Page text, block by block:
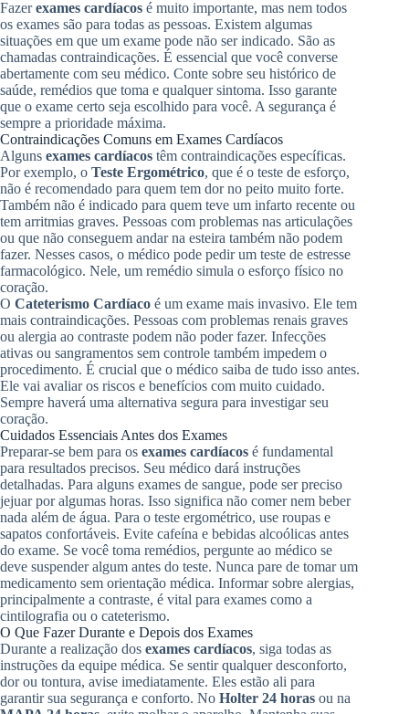
Fazerexames cardíacos é muito importante, mas nem todos
os exames são para todas as pessoas. Existem algumas
situações em que um exame pode não ser indicado. São as
chamadas contraindicações. É essencial que você converse
abertamente com seu médico. Conte sobre seu histórico de
saúde, remédios que toma e qualquer sintoma. Isso garante
que o exame certo seja escolhido para você. A segurança é
sempre a prioridade máxima.
Contraindicações Comuns em Exames Cardíacos
Alguns exames cardíacos têm contraindicações específicas.
Por exemplo, o Teste Ergométrico, que é o teste de esforço,
não é recomendado para quem tem dor no peito muito forte.
Também não é indicado para quem teve um infarto recente ou
tem arritmias graves. Pessoas com problemas nas articulações
ou que não conseguem andar na esteira também não podem
fazer. Nesses casos, o médico pode pedir um teste de estresse
farmacológico. Nele, um remédio simula o esforço físico no
coração.
O Cateterismo Cardíaco é um exame mais invasivo. Ele tem
mais contraindicações. Pessoas com problemas renais graves
ou alergia ao contraste podem não poder fazer. Infecções
ativas ou sangramentos sem controle também impedem o
procedimento. É crucial que o médico saiba de tudo isso antes.
Ele vai avaliar os riscos e benefícios com muito cuidado.
Sempre haverá uma alternativa segura para investigar seu
coração.
Cuidados Essenciais Antes dos Exames
Preparar-se bem para os exames cardíacos é fundamental
para resultados precisos. Seu médico dará instruções
detalhadas. Para alguns exames de sangue, pode ser preciso
jejuar por algumas horas. Isso significa não comer nem beber
nada além de água. Para o teste ergométrico, use roupas e
sapatos confortáveis. Evite cafeína e bebidas alcoólicas antes
do exame. Se você toma remédios, pergunte ao médico se
deve suspender algum antes do teste. Nunca pare de tomar um
medicamento sem orientação médica. Informar sobre alergias,
principalmente a contraste, é vital para exames como a
cintilografia ou o cateterismo.
O Que Fazer Durante e Depois dos Exames
Durante a realização dos exames cardíacos, siga todas as
instruções da equipe médica. Se sentir qualquer desconforto,
dor ou tontura, avise imediatamente. Eles estão ali para
garantir sua segurança e conforto. No Holter 24 horas ou na